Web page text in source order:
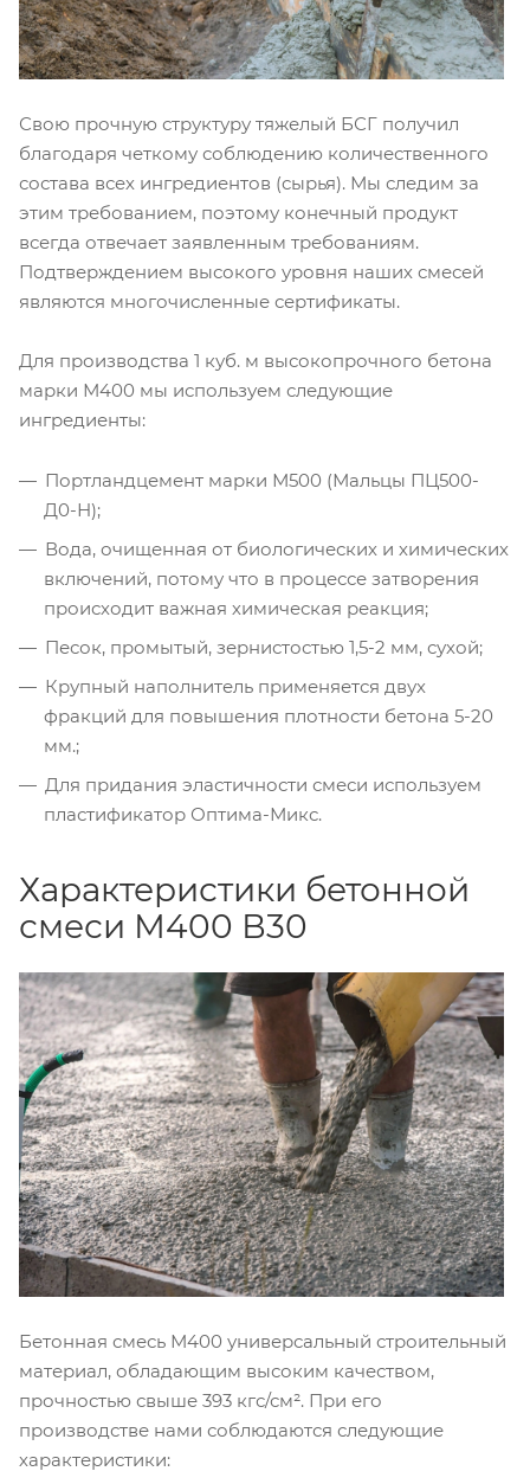
Свою прочную структуру тяжелый БСГ получил
благодаря четкому соблюдению количественного
состава всех ингредиентов (сырья). Мы следим за
этим требованием, поэтому конечный продукт
всегда отвечает заявленным требованиям.
Подтверждением высокого уровня наших смесей
являются многочисленные сертификаты.
Для производства 1 куб. м высокопрочного бетона
марки М400 мы используем следующие
ингредиенты:
Портландцемент марки М500 (Мальцы ПЦ500-
Д0-Н);
Вода, очищенная от биологических и химических
включений, потому что в процессе затворения
происходит важная химическая реакция;
Песок, промытый, зернистостью 1,5-2 мм, сухой;
Крупный наполнитель применяется двух
фракций для повышения плотности бетона 5-20
мм.;
Для придания эластичности смеси используем
пластификатор Оптима-Микс.
Характеристики бетонной
смеси М400 В30
Бетонная смесь М400 универсальный строительный
материал, обладающим высоким качеством,
прочностью свыше 393 кгс/см². При его
производстве нами соблюдаются следующие
характеристики: